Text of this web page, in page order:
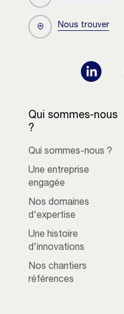
Nous trouver
Qui sommes-nous
?
Qui sommes-nous ?
Une entreprise
engagée
Nos domaines
d'expertise
Une histoire
d'innovations
Nos chantiers
références